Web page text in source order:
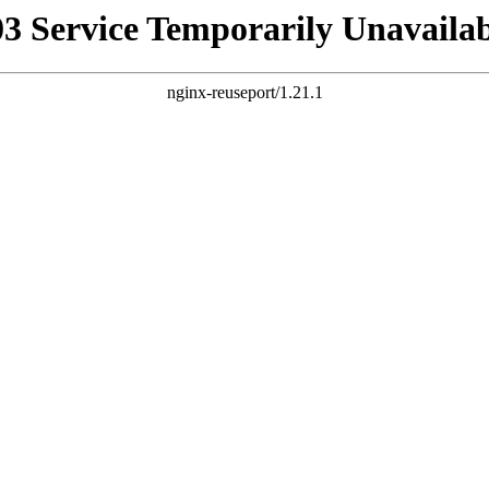
Service Temporarily
nginx-reuseport/1.21.1